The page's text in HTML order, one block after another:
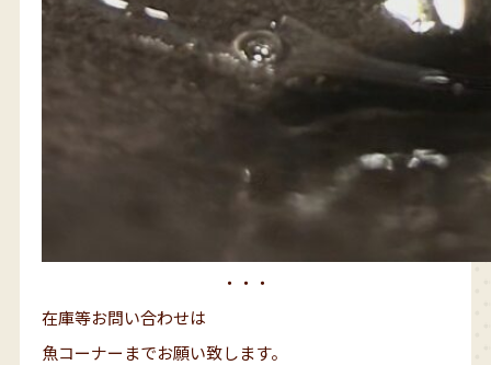
・・・
在庫等お問い合わせは
魚コーナーまでお願い致します。